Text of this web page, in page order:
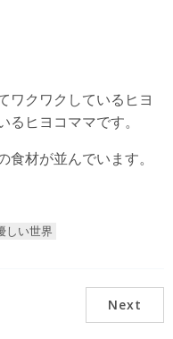
ワクワクしているヒヨ
ヒヨコママです。
材が並んでいます。
しい世界
Next